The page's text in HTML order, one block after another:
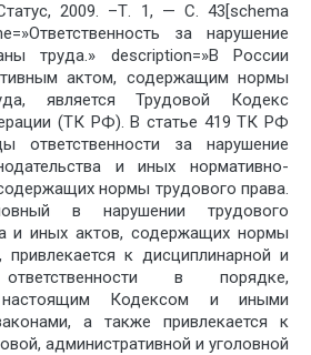
2009. –Т. 1, — С. 43[schema
за нарушение
труда.» description=»В России
актом, содержащим нормы
является Трудовой Кодекс
(ТК РФ). В статье 419 ТК РФ
ответственности за нарушение
и иных нормативно-
нормы трудового права.
в нарушении трудового
и иных актов, содержащих нормы
привлекается к дисциплинарной и
ответственности в порядке,
настоящим Кодексом и иными
а также привлекается к
административной и уголовной